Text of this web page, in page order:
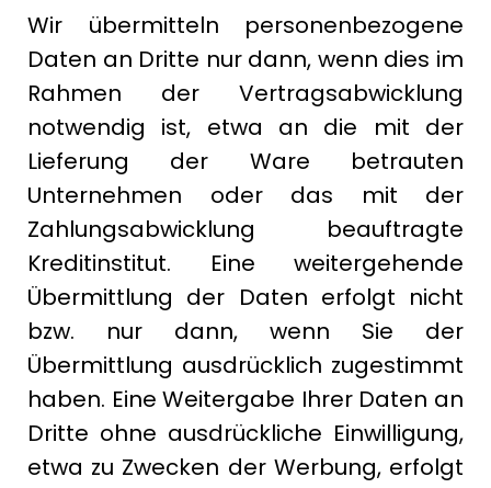
Wir übermitteln personenbezogene
Daten an Dritte nur dann, wenn dies im
Rahmen der Vertragsabwicklung
notwendig ist, etwa an die mit der
Lieferung der Ware betrauten
Unternehmen oder das mit der
Zahlungsabwicklung beauftragte
Kreditinstitut. Eine weitergehende
Übermittlung der Daten erfolgt nicht
bzw. nur dann, wenn Sie der
Übermittlung ausdrücklich zugestimmt
haben. Eine Weitergabe Ihrer Daten an
Dritte ohne ausdrückliche Einwilligung,
etwa zu Zwecken der Werbung, erfolgt